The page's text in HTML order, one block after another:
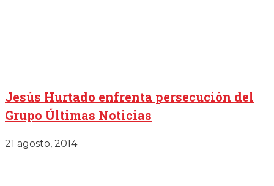
Jesús Hurtado enfrenta persecución del
Grupo Últimas Noticias
21 agosto, 2014